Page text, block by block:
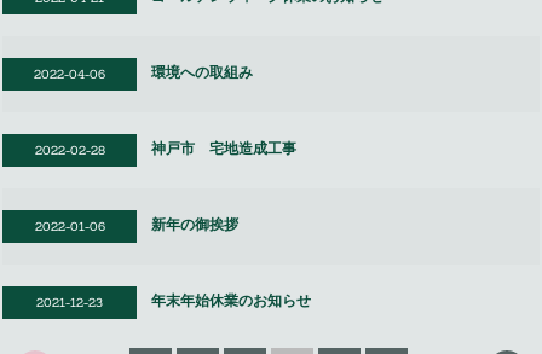
2022-04-06 環境への取組み
2022-02-28 神戸市 宅地造成工事
2022-01-06 新年の御挨拶
2021-12-23 年末年始休業のお知らせ